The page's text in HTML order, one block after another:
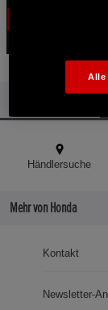
Händlersuche
Mehr von Honda
Kontakt
Newsletter-
Alle